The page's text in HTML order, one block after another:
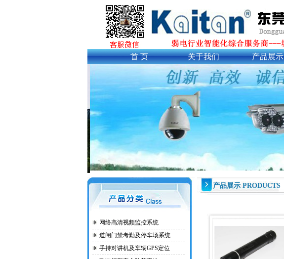
首 页 关于我们 产品展示
网络高清视频监控系统
道闸门禁考勤及停车场系统
手持对讲机及车辆GPS定位
产品展示 PRODUCTS